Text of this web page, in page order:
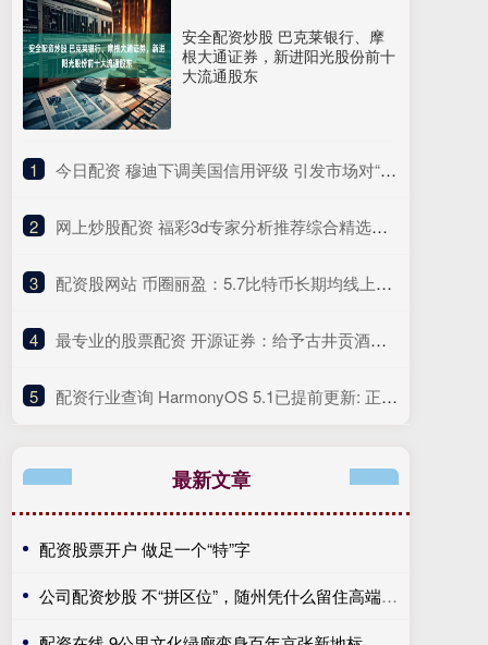
安全配资炒股 巴克莱银行、摩
根大通证券，新进阳光股份前十
大流通股东
1 ​今日配资 穆迪下调美国信用评级 引发市场对“抛售美国”的担忧重现
2 ​网上炒股配资 福彩3d专家分析推荐综合精选最准预测
3 ​配资股网站 币圈丽盈：5.7比特币长期均线上方，回调即是买入机会！以太坊4小时连阴下跌，谨防主力诱多陷阱！最新行情分析_趋势_盘口_市场
4 ​最专业的股票配资 开源证券：给予古井贡酒增持评级
5 ​配资行业查询 HarmonyOS 5.1已提前更新: 正逐步推送中, 你收到了吗?
最新文章
配资股票开户 做足一个“特”字
公司配资炒股 不“拼区位”，随州凭什么留住高端人才？